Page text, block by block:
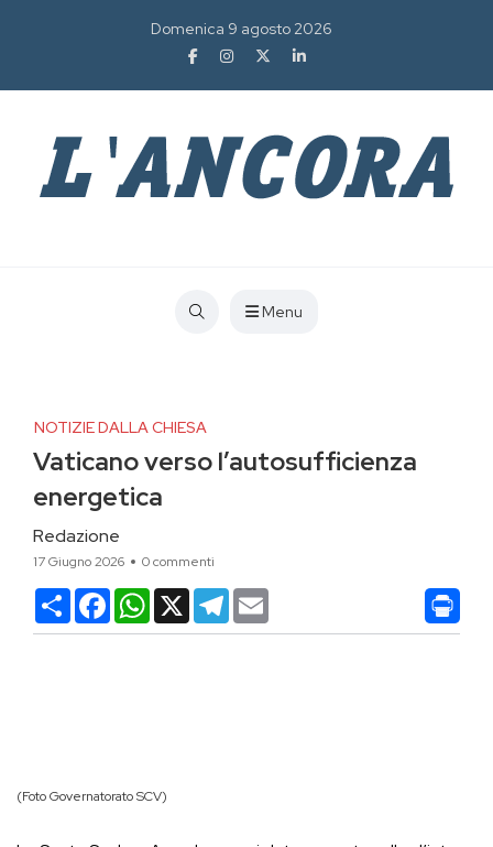
Domenica 9 agosto 2026
Menu
NOTIZIE DALLA CHIESA
Vaticano verso l’autosufficienza
energetica
Redazione
17 Giugno 2026 0 commenti
CondividiFacebookWhatsApp
X Telegram
(Foto Governatorato SCV)